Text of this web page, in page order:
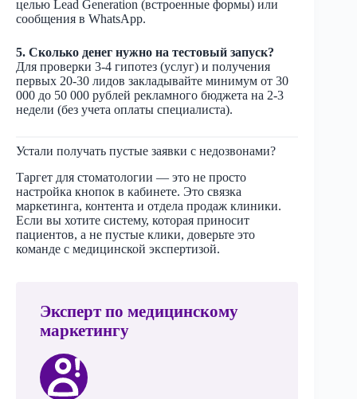
целью Lead Generation (встроенные формы) или
сообщения в WhatsApp.
5. Сколько денег нужно на тестовый запуск?
Для проверки 3-4 гипотез (услуг) и получения
первых 20-30 лидов закладывайте минимум от 30
000 до 50 000 рублей рекламного бюджета на 2-3
недели (без учета оплаты специалиста).
Устали получать пустые заявки с недозвонами?
Таргет для стоматологии — это не просто
настройка кнопок в кабинете. Это связка
маркетинга, контента и отдела продаж клиники.
Если вы хотите систему, которая приносит
пациентов, а не пустые клики, доверьте это
команде с медицинской экспертизой.
Эксперт по медицинскому
маркетингу